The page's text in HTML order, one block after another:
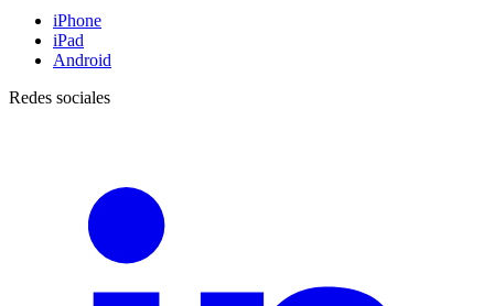
iPhone
iPad
Android
Redes sociales